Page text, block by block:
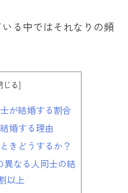
いる中ではそれなりの頻
が結婚する割合
婚する理由
きどうするか？
異なる人同士の結
以上